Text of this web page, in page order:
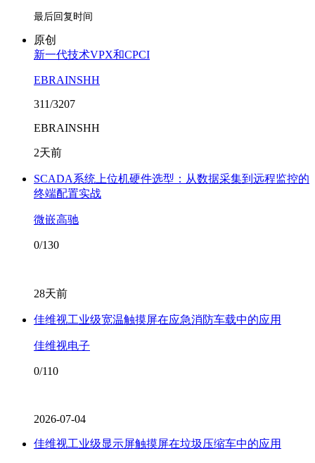
最后回复时间
原创
新一代技术VPX和CPCI
EBRAINSHH
311/3207
EBRAINSHH
2天前
SCADA系统上位机硬件选型：从数据采集到远程监控的
终端配置实战
微嵌高驰
0/130
28天前
佳维视工业级宽温触摸屏在应急消防车载中的应用
佳维视电子
0/110
2026-07-04
佳维视工业级显示屏触摸屏在垃圾压缩车中的应用